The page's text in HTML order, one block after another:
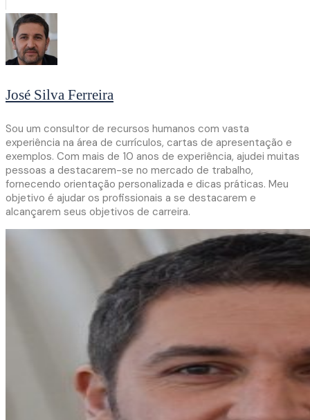
José Silva Ferreira
Sou um consultor de recursos humanos com vasta
experiência na área de currículos, cartas de apresentação e
exemplos. Com mais de 10 anos de experiência, ajudei muitas
pessoas a destacarem-se no mercado de trabalho,
fornecendo orientação personalizada e dicas práticas. Meu
objetivo é ajudar os profissionais a se destacarem e
alcançarem seus objetivos de carreira.